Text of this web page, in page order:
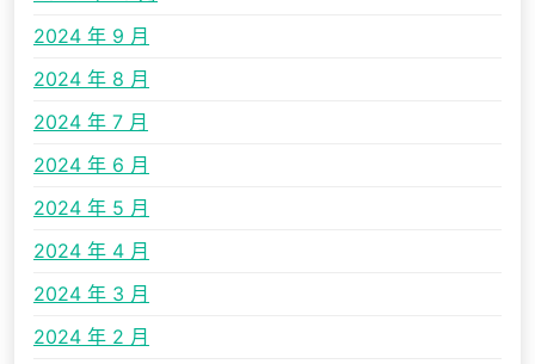
2024 年 9 月
2024 年 8 月
2024 年 7 月
2024 年 6 月
2024 年 5 月
2024 年 4 月
2024 年 3 月
2024 年 2 月